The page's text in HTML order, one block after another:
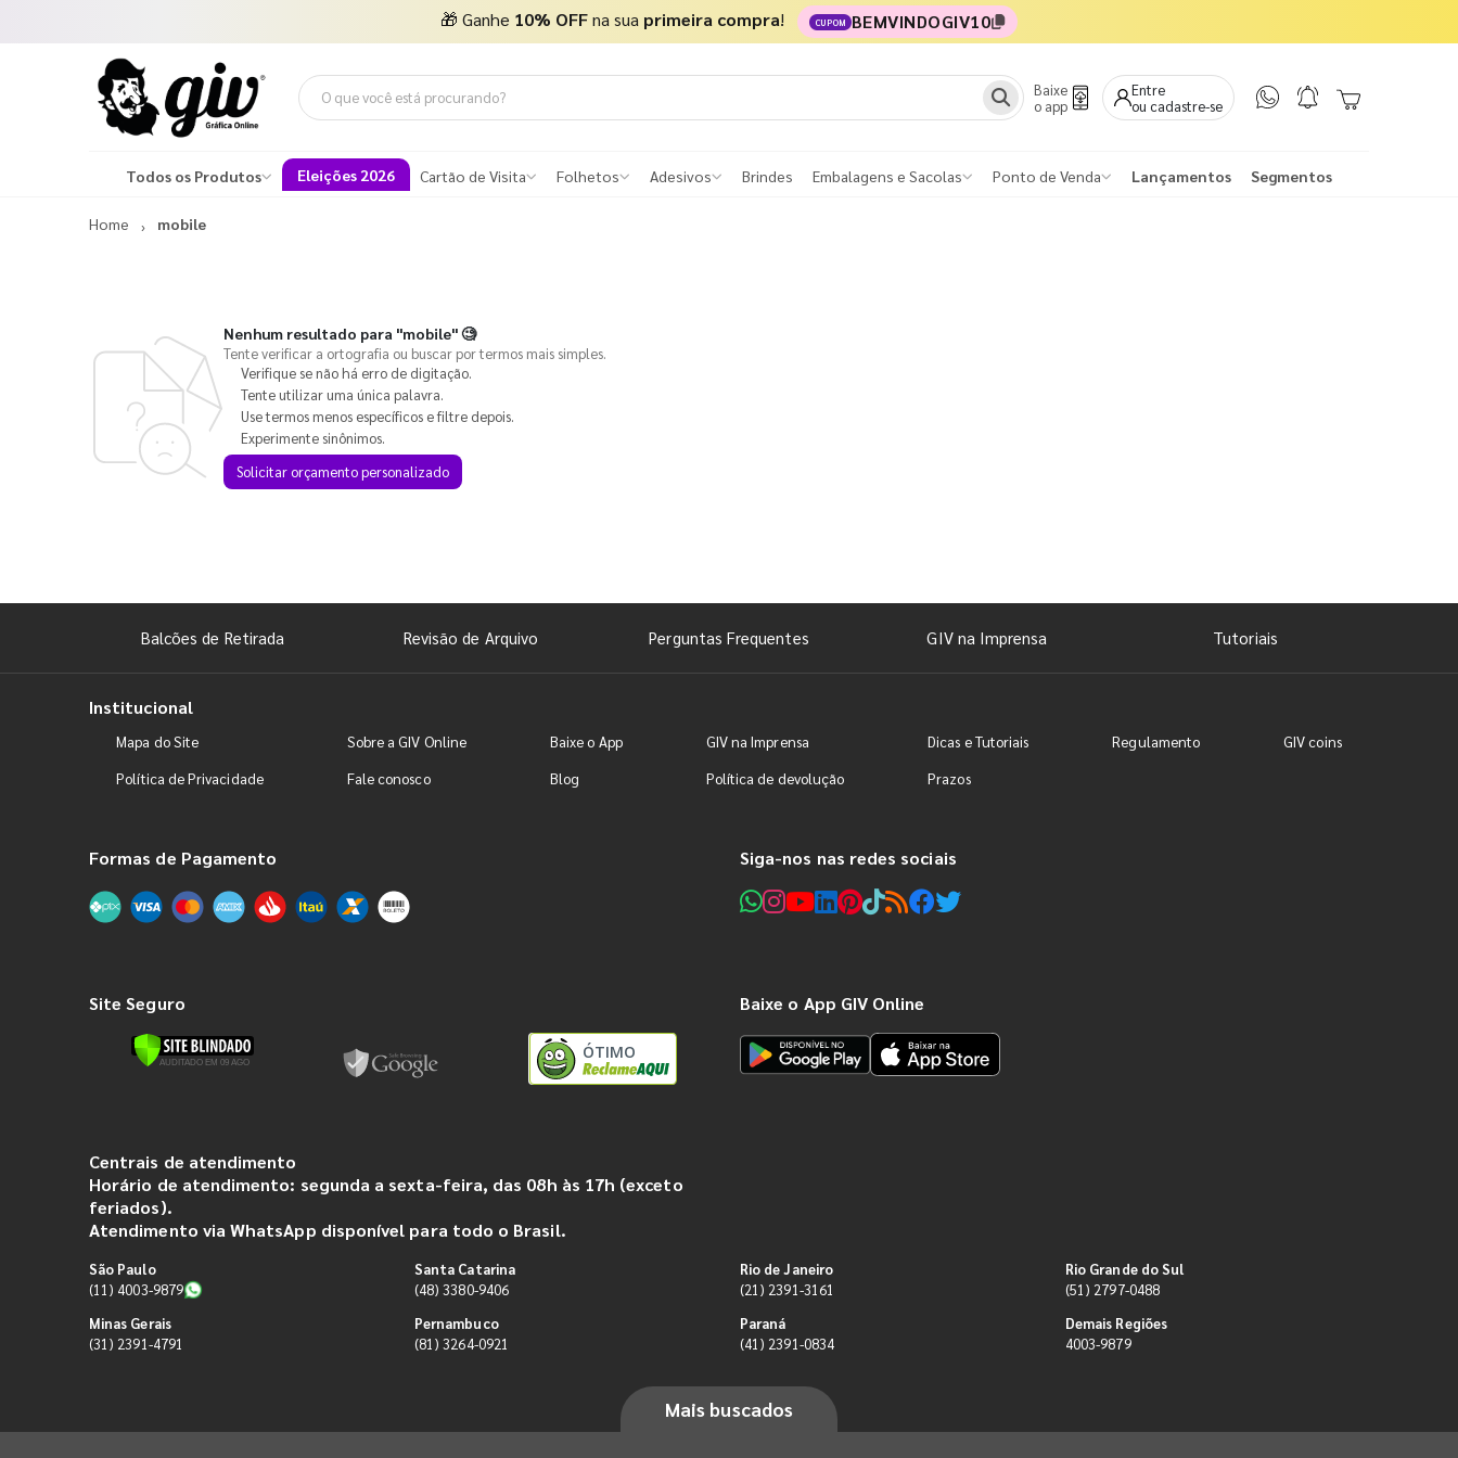
🎁 Ganhe 10% OFFna sua primeira compra! CUPOM BEMVINDOGIV10
Baixe
o app
Entre
ou cadastre-se
Todos os Produtos Eleições 2026 Cartão de Visita Folhetos Adesivos Brindes Embalagens e Sacolas Ponto de Venda Lançamentos Segmentos
Home mobile
Nenhum resultado para "mobile"🧐
Tente verificar a ortografia ou buscar por termos mais simples.
Verifique se não há erro de digitação.
Tente utilizar uma única palavra.
Use termos menos específicos e filtre depois.
Experimente sinônimos.
Solicitar orçamento personalizado
Balcões de Retirada Revisão de Arquivo Perguntas Frequentes GIV na Imprensa Tutoriais
Institucional
Mapa do Site Sobre a GIV Online Baixe o App GIV na Imprensa Dicas e Tutoriais Regulamento
GIV coins
Política de Privacidade
Fale conosco Blog Política de devolução Prazos
Formas de Pagamento Siga-nos nas redes sociais
Site Seguro
ÓTIMO
Baixe o App GIV Online
Centrais de atendimento
Horário de atendimento: segunda a sexta-feira, das 08h às 17h (exceto
feriados).
Atendimento via WhatsApp disponível para todo o Brasil.
São Paulo
(11) 4003-9879
Minas Gerais
(31) 2391-4791
Santa Catarina
(48) 3380-9406
Pernambuco
(81) 3264-0921
Rio de Janeiro
(21) 2391-3161
Paraná
(41) 2391-0834
Rio Grande do Sul
(51) 2797-0488
Demais Regiões
4003-9879
Mais buscados